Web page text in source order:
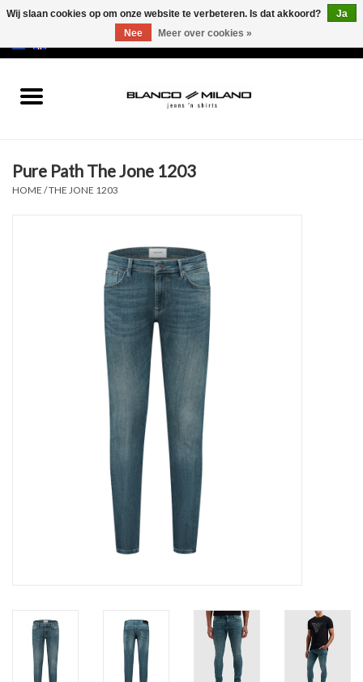
SALE 50%
Pure Path The Jone 1203
HOME /THE JONE 1203
Wij slaan cookies op om onze website te verbeteren. Is dat akkoord?
Ja
Nee
Meer over cookies »